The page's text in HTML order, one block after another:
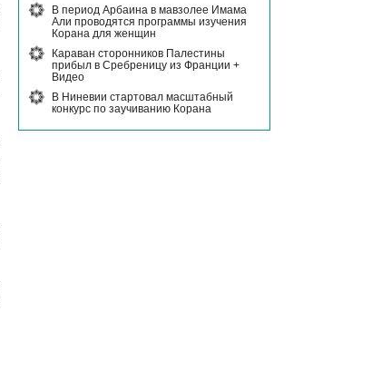
В период Арбаина в мавзолее Имама
Али проводятся программы изучения
Корана для женщин
Караван сторонников Палестины
прибыл в Сребреницу из Франции +
Видео
В Ниневии стартовал масштабный
конкурс по заучиванию Корана